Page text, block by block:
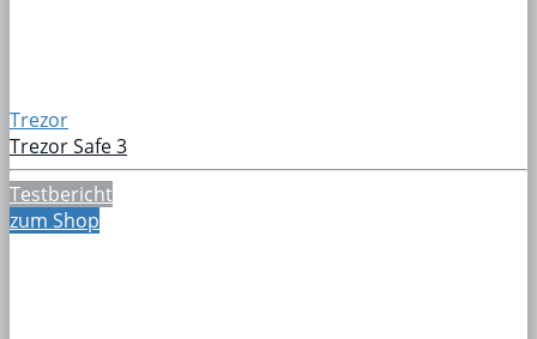
Trezor
Trezor Safe 3
Testbericht
zum Shop